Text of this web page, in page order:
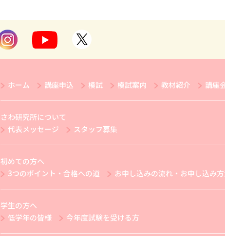
ホーム 講座申込 模試 模試案内 教材紹介 講座
さわ研究所について
代表メッセージ
スタッフ募集
初めての方へ
3つのポイント・合格への道
お申し込みの流れ・お申し込み
学生の方へ
低学年の皆様
今年度試験を受ける方